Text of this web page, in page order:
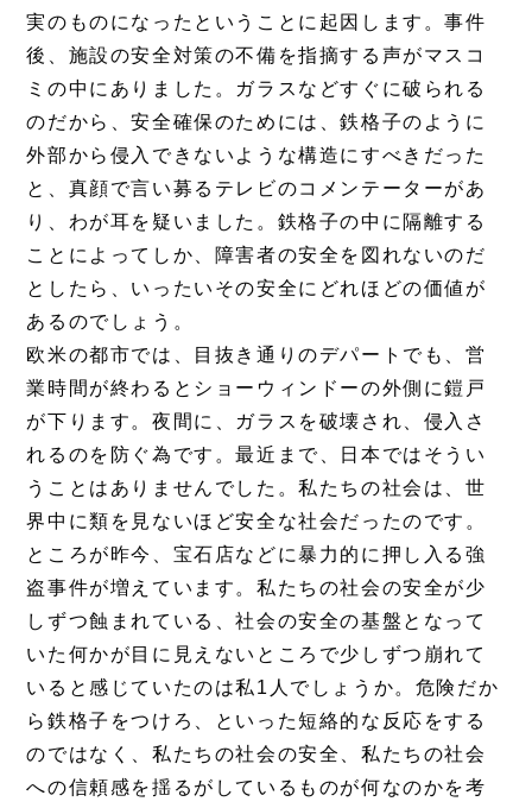
実のものになったということに起因します。事件
後、施設の安全対策の不備を指摘する声がマスコ
ミの中にありました。ガラスなどすぐに破られる
のだから、安全確保のためには、鉄格子のように
外部から侵入できないような構造にすべきだった
と、真顔で言い募るテレビのコメンテーターがあ
り、わが耳を疑いました。鉄格子の中に隔離する
ことによってしか、障害者の安全を図れないのだ
としたら、いったいその安全にどれほどの価値が
あるのでしょう。
欧米の都市では、目抜き通りのデパートでも、営
業時間が終わるとショーウィンドーの外側に鎧戸
が下ります。夜間に、ガラスを破壊され、侵入さ
れるのを防ぐ為です。最近まで、日本ではそうい
うことはありませんでした。私たちの社会は、世
界中に類を見ないほど安全な社会だったのです。
ところが昨今、宝石店などに暴力的に押し入る強
盗事件が増えています。私たちの社会の安全が少
しずつ蝕まれている、社会の安全の基盤となって
いた何かが目に見えないところで少しずつ崩れて
いると感じていたのは私1人でしょうか。危険だか
ら鉄格子をつけろ、といった短絡的な反応をする
のではなく、私たちの社会の安全、私たちの社会
への信頼感を揺るがしているものが何なのかを考